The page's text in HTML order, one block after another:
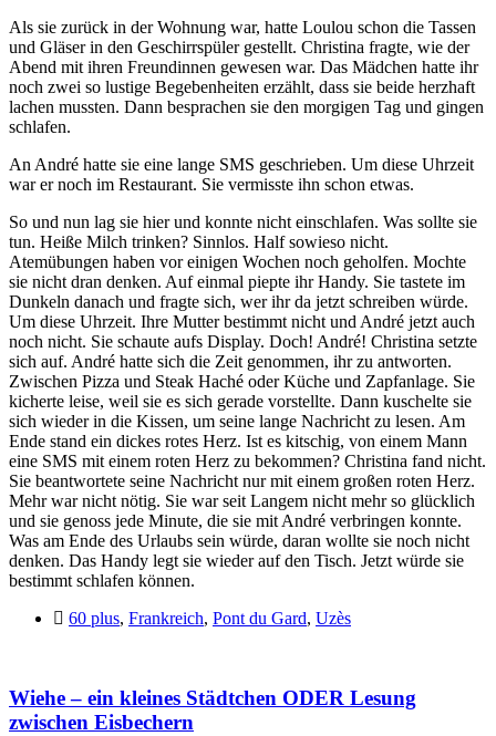
Als sie zurück in der Wohnung war, hatte Loulou schon die Tassen
und Gläser in den Geschirrspüler gestellt. Christina fragte, wie der
Abend mit ihren Freundinnen gewesen war. Das Mädchen hatte ihr
noch zwei so lustige Begebenheiten erzählt, dass sie beide herzhaft
lachen mussten. Dann besprachen sie den morgigen Tag und gingen
schlafen.
An André hatte sie eine lange SMS geschrieben. Um diese Uhrzeit
war er noch im Restaurant. Sie vermisste ihn schon etwas.
So und nun lag sie hier und konnte nicht einschlafen. Was sollte sie
tun. Heiße Milch trinken? Sinnlos. Half sowieso nicht.
Atemübungen haben vor einigen Wochen noch geholfen. Mochte
sie nicht dran denken. Auf einmal piepte ihr Handy. Sie tastete im
Dunkeln danach und fragte sich, wer ihr da jetzt schreiben würde.
Um diese Uhrzeit. Ihre Mutter bestimmt nicht und André jetzt auch
noch nicht. Sie schaute aufs Display. Doch! André! Christina setzte
sich auf. André hatte sich die Zeit genommen, ihr zu antworten.
Zwischen Pizza und Steak Haché oder Küche und Zapfanlage. Sie
kicherte leise, weil sie es sich gerade vorstellte. Dann kuschelte sie
sich wieder in die Kissen, um seine lange Nachricht zu lesen. Am
Ende stand ein dickes rotes Herz. Ist es kitschig, von einem Mann
eine SMS mit einem roten Herz zu bekommen? Christina fand nicht.
Sie beantwortete seine Nachricht nur mit einem großen roten Herz.
Mehr war nicht nötig. Sie war seit Langem nicht mehr so glücklich
und sie genoss jede Minute, die sie mit André verbringen konnte.
Was am Ende des Urlaubs sein würde, daran wollte sie noch nicht
denken. Das Handy legt sie wieder auf den Tisch. Jetzt würde sie
bestimmt schlafen können.
60 plus, Frankreich, Pont du Gard, Uzès
Wiehe – ein kleines Städtchen ODER Lesung
zwischen Eisbechern